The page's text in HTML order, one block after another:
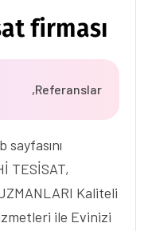
firması
,Referanslar
sayfasını
TESİSAT,
Kaliteli
ile Evinizi